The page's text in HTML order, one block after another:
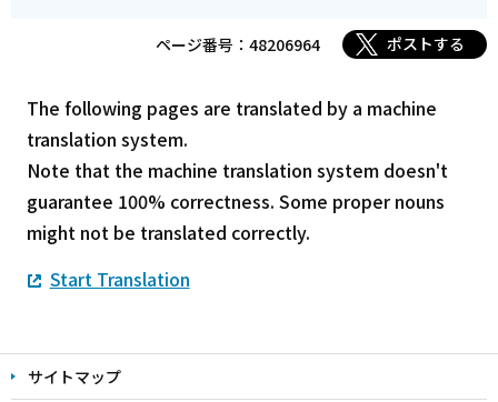
ページ番号：48206964 ポストする
The following pages are translated by a machine
translation system.
Note that the machine translation system doesn't
guarantee 100% correctness. Some proper nouns
might not be translated correctly.
Start Translation
文
こ サイトマップ